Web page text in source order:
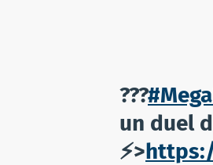
???
un duel
⚡️>